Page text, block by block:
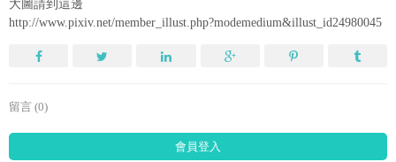
大圖請到這邊
http://www.pixiv.net/member_illust.php?modemedium&illust_id24980045
留言 (0)
會員登入